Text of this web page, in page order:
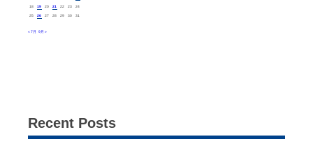
18 19 20 21 22 23 24
25 26 27 28 29 30 31
« 7月 9月 »
Recent Posts